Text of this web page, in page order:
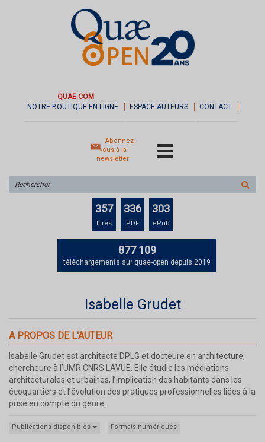
QUAE.COM
NOTRE BOUTIQUE EN LIGNE
ESPACE AUTEURS CONTACT
Abonnez-
vous à la
newsletter
sur
le
357
titres
336
PDF
303
ePub
877 109
téléchargements sur quae-open depuis 2019
Isabelle Grudet
A PROPOS DE L'AUTEUR
Isabelle Grudet est architecte DPLG et docteure en architecture,
chercheure à l’UMR CNRS LAVUE. Elle étudie les médiations
architecturales et urbaines, l’implication des habitants dans les
écoquartiers et l’évolution des pratiques professionnelles liées à la
prise en compte du genre.
Publications disponibles Formats numériques